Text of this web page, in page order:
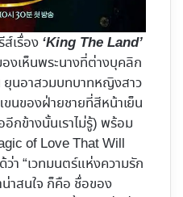
เรื่อง ‘King The Land’
องเห็นพระนางที่ต่างบุคลิก
นอาสวมบทบาทหญิงสาว
นของฝ่ายชายที่สีหน้าเย็น
กข้างนั้นเราไม่รู้) พร้อม
of Love That Will
ว่า “เวทมนตร์แห่งความรัก
าสนใจ ก็คือ ชื่อของ